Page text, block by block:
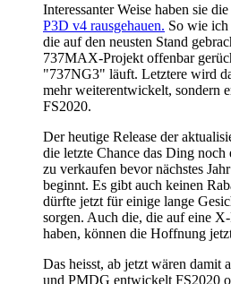
Interessanter Weise haben sie
P3D v4 rausgehauen. So wie ich
die auf den neusten Stand
737MAX-Projekt offenbar
"737NG3" läuft. Letztere wird
mehr weiterentwickelt, sondern
FS2020.
Der heutige Release der
die letzte Chance das Ding
zu verkaufen bevor nächstes
beginnt. Es gibt auch keinen
dürfte jetzt für einige lange
sorgen. Auch die, die auf eine
haben, können die Hoffnung
Das heisst, ab jetzt wären damit
und PMDG entwickelt FS2020